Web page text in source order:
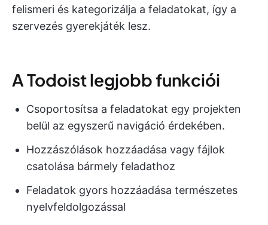
felismeri és kategorizálja a feladatokat, így a
szervezés gyerekjáték lesz.
A Todoist legjobb funkciói
Csoportosítsa a feladatokat egy projekten
belül az egyszerű navigáció érdekében.
Hozzászólások hozzáadása vagy fájlok
csatolása bármely feladathoz
Feladatok gyors hozzáadása természetes
nyelvfeldolgozással